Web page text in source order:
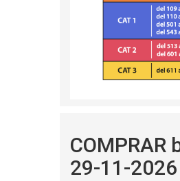
COMPRAR
29-11-2026